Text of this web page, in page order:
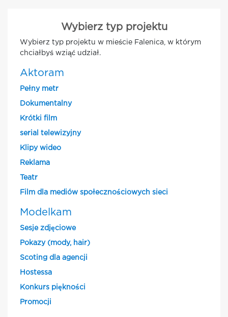
Wybierz typ projektu
Wybierz typ projektu w mieście Falenica, w którym
chciałbyś wziąć udział.
Aktoram
Pełny metr
Dokumentalny
Krótki film
serial telewizyjny
Klipy wideo
Reklama
Teatr
Film dla mediów społecznościowych sieci
Modelkam
Sesje zdjęciowe
Pokazy (mody, hair)
Scoting dla agencji
Hostessa
Konkurs piękności
Promocji